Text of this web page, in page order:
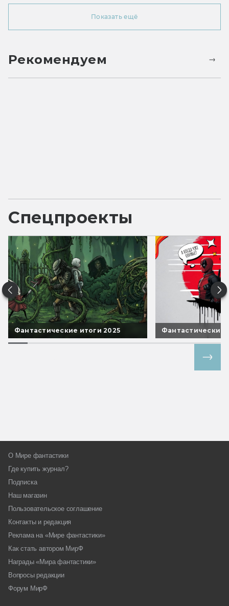
Показать ещё
Рекомендуем
Спецпроекты
Фантастические итоги 2025 Фантастические
О Мире фантастики
Где купить журнал?
Подписка
Наш магазин
Пользовательское соглашение
Контакты и редакция
Реклама на «Мире фантастики»
Как стать автором МирФ
Награды «Мира фантастики»
Вопросы редакции
Форум МирФ